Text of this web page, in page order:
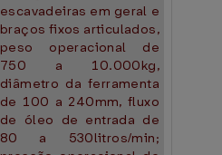
escavadeiras em geral e
braços fixos articulados,
peso operacional de
750 a 10.000kg,
diâmetro da ferramenta
de 100 a 240mm, fluxo
de óleo de entrada de
80 a 530litros/min;